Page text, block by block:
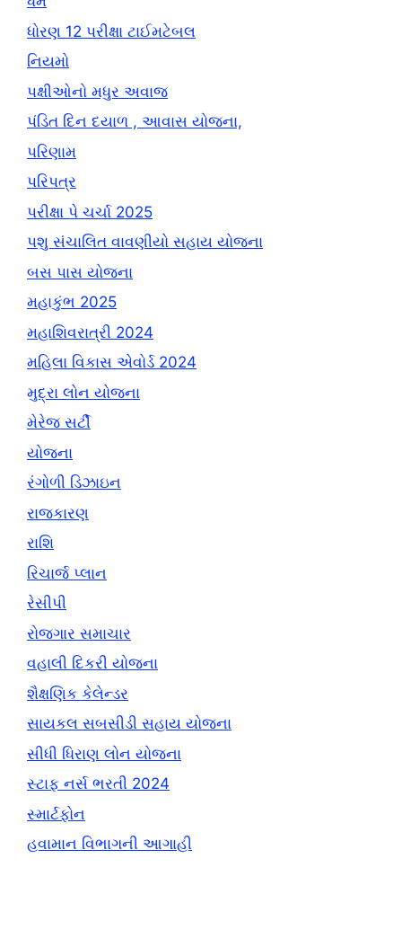
ધોરણ 12 પરીક્ષા ટાઈમટેબલ
નિયમો
પક્ષીઓનો મધુર અવાજ
પંડિત દિન દયાળ , આવાસ યોજના,
પરિણામ
પરિપત્ર
પરીક્ષા પે ચર્ચા 2025
પશુ સંચાલિત વાવણીયો સહાય યોજના
બસ પાસ યોજના
મહાકુંભ 2025
મહાશિવરાત્રી 2024
મહિલા વિકાસ એવોર્ડ 2024
મુદ્રા લોન યોજના
મેરેજ સર્ટી
યોજના
રંગોળી ડિઝાઇન
રાજકારણ
રાશિ
રિચાર્જ પ્લાન
રેસીપી
રોજગાર સમાચાર
વહાલી દિકરી યોજના
શૈક્ષણિક કેલેન્ડર
સાયકલ સબસીડી સહાય યોજના
સીધી ધિરાણ લોન યોજના
સ્ટાફ નર્સ ભરતી 2024
સ્માર્ટફોન
હવામાન વિભાગની આગાહી